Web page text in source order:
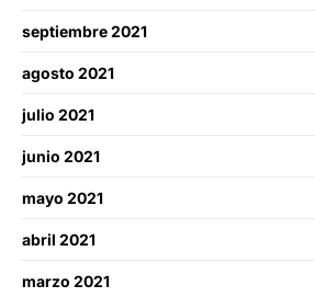
septiembre 2021
agosto 2021
julio 2021
junio 2021
mayo 2021
abril 2021
marzo 2021